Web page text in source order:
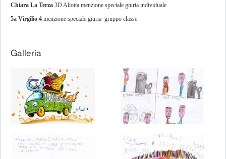
Chiara La Terza 3D Aliotta menzione speciale giuria individuale
5a Virgilio 4 menzione speciale giuria gruppo classe
Galleria